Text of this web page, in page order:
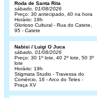
Roda de Santa Rita
sábado, 01/08/2026
Preço: 30 antecipado, 40 na hora
Horário: 19h
Glorioso Cultural - Rua do Catete,
95 - Catete
Nabisi / Luigi O Juca
sábado, 01/08/2026
Preço: 30 1º lote, 40 2º lote, 50 3º
lote
Horário: 19h
Stigmata Studio - Travessa do
Comércio, 16 - Arco do Teles -
Praça XV